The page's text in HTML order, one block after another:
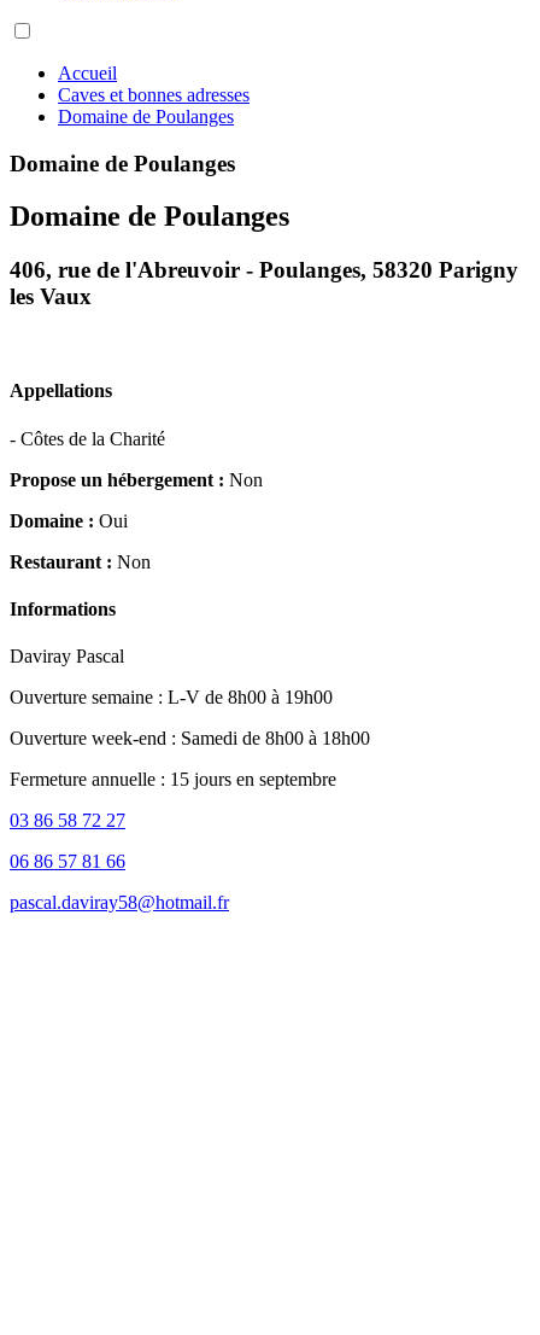
Accueil
Caves et bonnes adresses
Domaine de Poulanges
Domaine de Poulanges
Domaine de Poulanges
406, rue de l'Abreuvoir - Poulanges, 58320 Parigny
les Vaux
Appellations
- Côtes de la Charité
Propose un hébergement : Non
Domaine : Oui
Restaurant : Non
Informations
Daviray Pascal
Ouverture semaine : L-V de 8h00 à 19h00
Ouverture week-end : Samedi de 8h00 à 18h00
Fermeture annuelle : 15 jours en septembre
03 86 58 72 27
06 86 57 81 66
pascal.daviray58@hotmail.fr